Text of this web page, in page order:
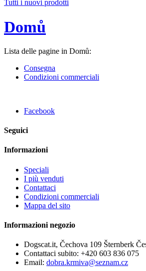
Tutti i nuovi prodotti
Domů
Lista delle pagine in Domů:
Consegna
Condizioni commerciali
Facebook
Seguici
Informazioni
Speciali
I più venduti
Contattaci
Condizioni commerciali
Mappa del sito
Informazioni negozio
Dogscat.it, Čechova 109 Šternberk
Contattaci subito: +420 603 836 075
Email: dobra.krmiva@seznam.cz